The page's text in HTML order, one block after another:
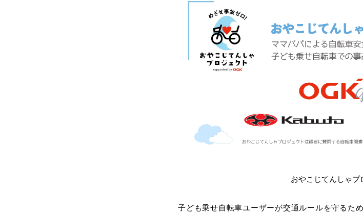
おやこじてんしゃプ
子ども乗せ自転車ユーザーが交通ルールを守るた